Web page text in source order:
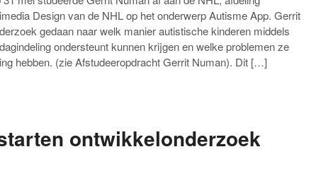
Design van de NHL op het onderwerp Autisme App. Gerrit
gedaan naar welk manier autistische kinderen middels
ondersteunt kunnen krijgen en welke problemen ze
hebben. (zie Afstudeeropdracht Gerrit Numan). Dit […]
ontwikkelonderzoek